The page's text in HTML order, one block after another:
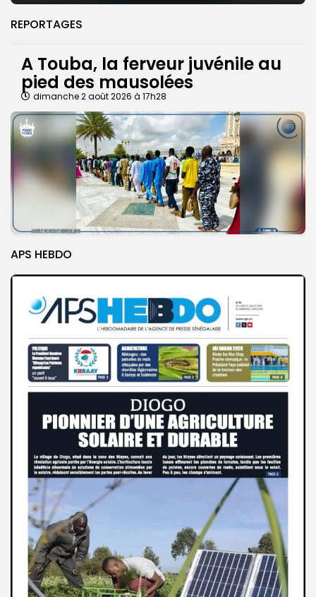
REPORTAGES
A Touba, la ferveur juvénile au
pied des mausolées
dimanche 2 août 2026 à 17h28
APS HEBDO